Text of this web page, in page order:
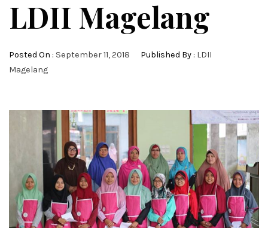
LDII Magelang
Posted On : September 11, 2018 Published By : LDII
Magelang